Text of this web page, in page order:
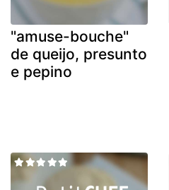
"amuse-bouche"
de queijo, presunto
e pepino